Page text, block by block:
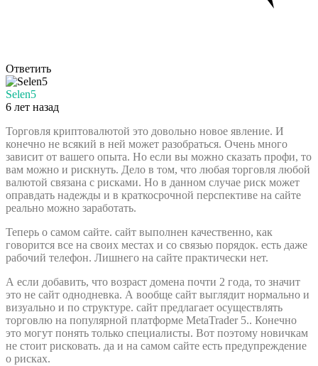
Ответить
Selen5
6 лет назад
Торговля криптовалютой это довольно новое явление. И
конечно не всякий в ней может разобраться. Очень много
зависит от вашего опыта. Но если вы можно сказать профи, то
вам можно и рискнуть. Дело в том, что любая торговля любой
валютой связана с рисками. Но в данном случае риск может
оправдать надежды и в краткосрочной перспективе на сайте
реально можно заработать.
Теперь о самом сайте. сайт выполнен качественно, как
говорится все на своих местах и со связью порядок. есть даже
рабочий телефон. Лишнего на сайте практически нет.
А если добавить, что возраст домена почти 2 года, то значит
это не сайт однодневка. А вообще сайт выглядит нормально и
визуально и по структуре. сайт предлагает осуществлять
торговлю на популярной платформе MetaTrader 5.. Конечно
это могут понять только специалисты. Вот поэтому новичкам
не стоит рисковать. да и на самом сайте есть предупреждение
о рисках.